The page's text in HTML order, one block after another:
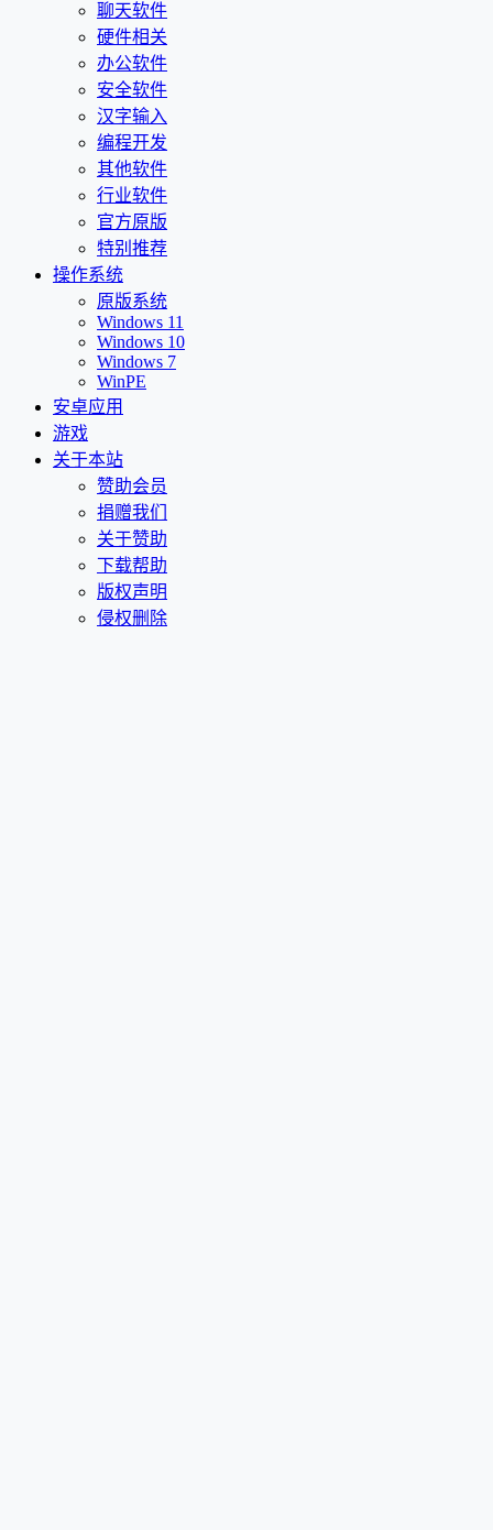
聊天软件
硬件相关
办公软件
安全软件
汉字输入
编程开发
其他软件
行业软件
官方原版
特别推荐
操作系统
原版系统
Windows 11
Windows 10
Windows 7
WinPE
安卓应用
游戏
关于本站
赞助会员
捐赠我们
关于赞助
下载帮助
版权声明
侵权删除